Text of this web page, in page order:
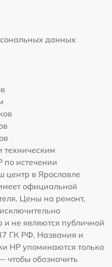
данных
по истечении
центр в Ярославле
официальной
Цены на ремонт,
и не являются публичной
ГК РФ. Названия и
HP упоминаются только
обозначить